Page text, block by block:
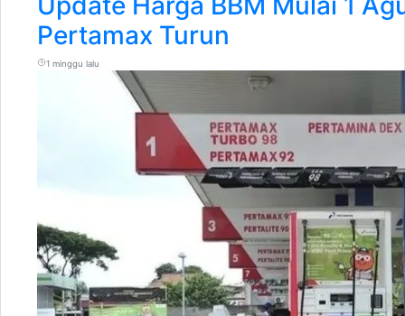
Pertamax Turun
1 minggu lalu